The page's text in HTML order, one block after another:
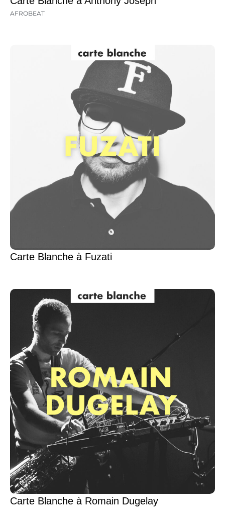
AFROBEAT
Carte Blanche à Fuzati
Carte Blanche à Romain Dugelay